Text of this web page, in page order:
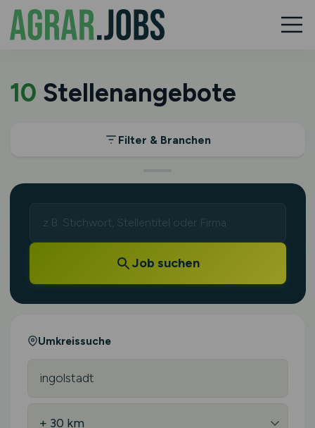
10 Stellenangebote
Filter & Branchen
Job suchen
Umkreissuche